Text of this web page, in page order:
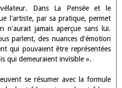
Dans La Pensée et le
l'artiste, par sa pratique, permet
n'aurait jamais aperçue sans lui.
parlent, des nuances d'émotion
qui pouvaient être représentées
qui demeuraient invisible ».
se résumer avec la formule